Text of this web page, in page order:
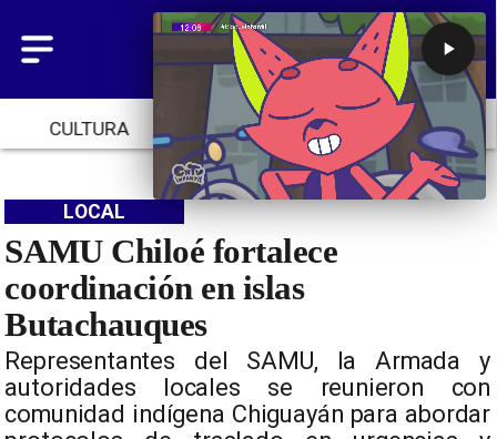
CULTURA TENDENCIAS INICIO
SAMU Chiloé fortalece
coordinación en islas
Butachauques
Representantes del SAMU, la Armada y
autoridades locales se reunieron con
comunidad indígena Chiguayán para abordar
LOCAL